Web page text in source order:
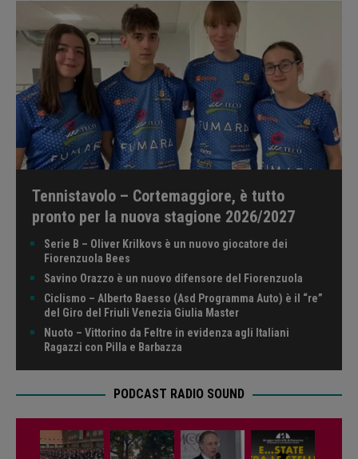
Tennistavolo – Cortemaggiore, è tutto
pronto per la nuova stagione 2026/2027
Serie B – Oliver Krilkovs è un nuovo giocatore dei
Fiorenzuola Bees
Savino Orazzo è un nuovo difensore del Fiorenzuola
Ciclismo – Alberto Baesso (Asd Programma Auto) è il “re”
del Giro del Friuli Venezia Giulia Master
Nuoto – Vittorino da Feltre in evidenza agli Italiani
Ragazzi con Pilla e Barbazza
PODCAST RADIO SOUND